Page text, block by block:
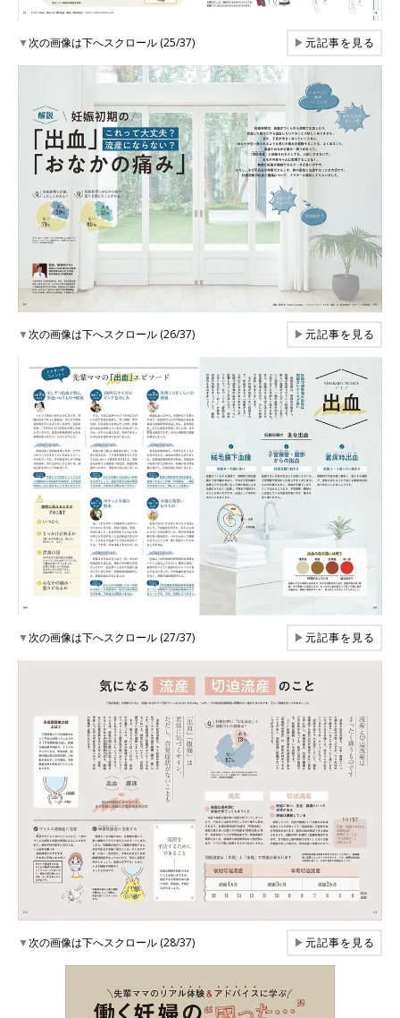
▼次の画像は下へスクロール (25/37) ▶元記事を見る
▼次の画像は下へスクロール (26/37) ▶元記事を見る
▼次の画像は下へスクロール (27/37) ▶元記事を見る
▼次の画像は下へスクロール (28/37) ▶元記事を見る